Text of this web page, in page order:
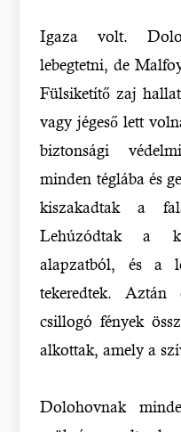
Igaza volt.
lebegtetni, de
Fülsiketítő zaj
vagy jégeső lett
biztonsági
minden téglába és
kiszakadtak a
Lehúzódtak a
alapzatból, és a
tekeredtek.
csillogó fények
alkottak, amely a
Dolohovnak